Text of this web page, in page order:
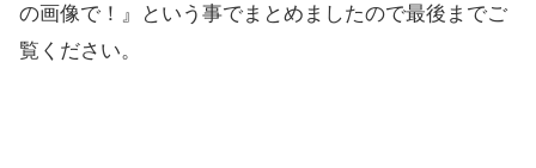
の画像で！』という事でまとめましたので最後までご
覧ください。